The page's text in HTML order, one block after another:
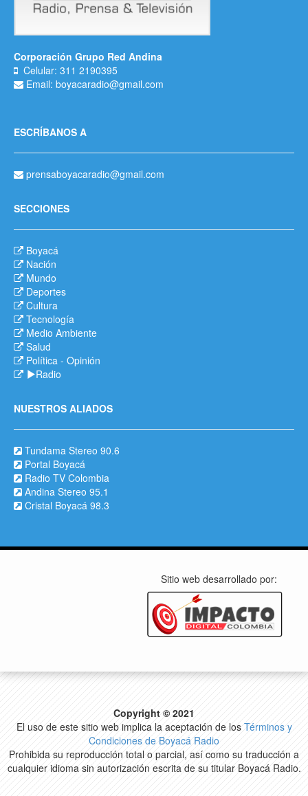
Corporación Grupo Red Andina
Celular: 311 2190395
Email: boyacaradio@gmail.com
ESCRÍBANOS A
prensaboyacaradio@gmail.com
SECCIONES
Boyacá
Nación
Mundo
Deportes
Cultura
Tecnología
Medio Ambiente
Salud
Política - Opinión
Radio
NUESTROS ALIADOS
Tundama Stereo 90.6
Portal Boyacá
Radio TV Colombia
Andina Stereo 95.1
Cristal Boyacá 98.3
Sitio web desarrollado por:
Copyright © 2021
El uso de este sitio web implica la aceptación de los Términos y
Condiciones de Boyacá Radio
Prohibida su reproducción total o parcial, así como su traducción a
cualquier idioma sin autorización escrita de su titular Boyacá Radio.